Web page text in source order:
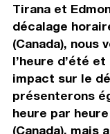
Tirana et
décalage
(Canada), nous
l’heure d’été
impact sur le
présenterons
heure par
(Canada), mais